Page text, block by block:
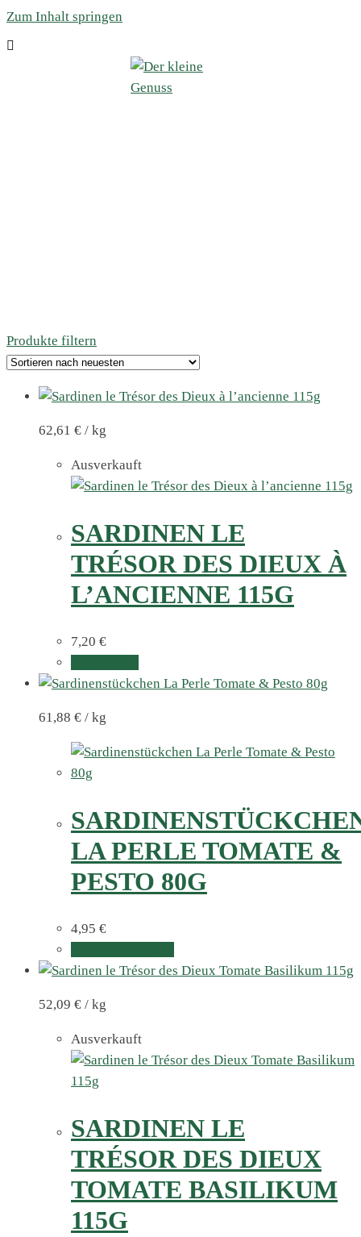
Zum Inhalt springen
Produkte filtern
62,61 € / kg
Ausverkauft
SARDINEN LE
TRÉSOR DES DIEUX À
L’ANCIENNE 115G
7,20 €
61,88 € / kg
LA PERLE TOMATE &
PESTO 80G
4,95 €
52,09 € / kg
Ausverkauft
SARDINEN LE
TRÉSOR DES DIEUX
TOMATE BASILIKUM
115G